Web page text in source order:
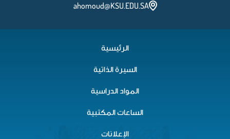
ahomoud@KSU.EDU.SA
الرئيسية
السيرة الذاتية
المواد الدراسية
الساعات المكتبية
الإعلانات